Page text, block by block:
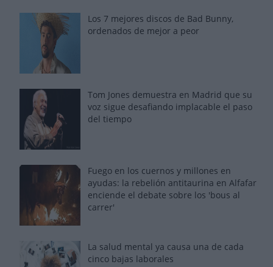
Los 7 mejores discos de Bad Bunny,
ordenados de mejor a peor
Tom Jones demuestra en Madrid que su
voz sigue desafiando implacable el paso
del tiempo
Fuego en los cuernos y millones en
ayudas: la rebelión antitaurina en Alfafar
enciende el debate sobre los 'bous al
carrer'
La salud mental ya causa una de cada
cinco bajas laborales